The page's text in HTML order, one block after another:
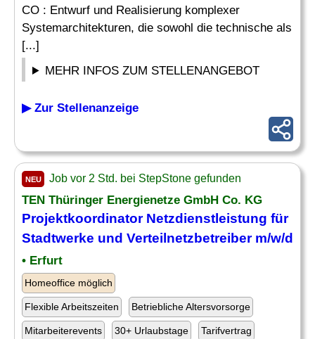
CO : Entwurf und Realisierung komplexer
Systemarchitekturen, die sowohl die technische als
[...]
MEHR INFOS ZUM STELLENANGEBOT
▶ Zur Stellenanzeige
NEU Job vor 2 Std. bei StepStone gefunden
TEN Thüringer Energienetze GmbH Co. KG
Projektkoordinator Netzdienstleistung für
Stadtwerke und Verteilnetzbetreiber m/w/d
• Erfurt
Homeoffice möglich
Flexible Arbeitszeiten Betriebliche Altersvorsorge
Mitarbeiterevents 30+ Urlaubstage Tarifvertrag